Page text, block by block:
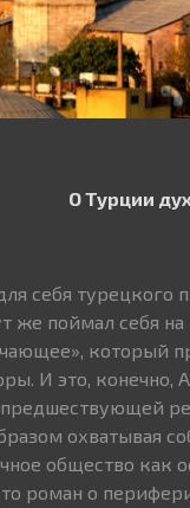
О Турции
себя турецкого
же поймал себя
который
И это,
предшествующей
охватывая
общество как
роман о